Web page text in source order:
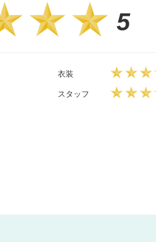
5
衣装
スタッフ